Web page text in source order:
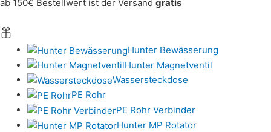
ab 150€ Bestellwert ist der Versand gratis
Hunter Bewässerung
Hunter Magnetventil
Wassersteckdose
PE Rohr
PE Rohr Verbinder
Hunter MP Rotator